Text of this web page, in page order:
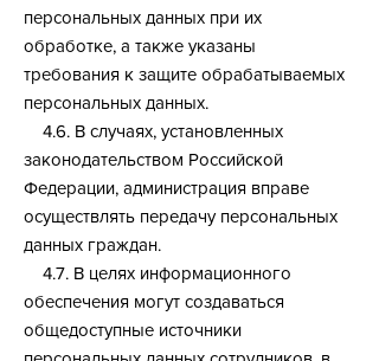
персональных данных при их
обработке, а также указаны
требования к защите обрабатываемых
персональных данных.
4.6. В случаях, установленных
законодательством Российской
Федерации, администрация вправе
осуществлять передачу персональных
данных граждан.
4.7. В целях информационного
обеспечения могут создаваться
общедоступные источники